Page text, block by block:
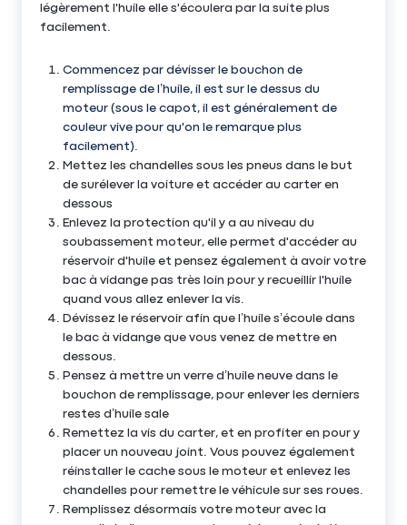
légèrement l'huile elle s'écoulera par la suite plus
facilement.
Commencez par dévisser le bouchon de
remplissage de l’huile, il est sur le dessus du
moteur (sous le capot, il est généralement de
couleur vive pour qu'on le remarque plus
facilement).
Mettez les chandelles sous les pneus dans le but
de surélever la voiture et accéder au carter en
dessous
Enlevez la protection qu'il y a au niveau du
soubassement moteur, elle permet d'accéder au
réservoir d'huile et pensez également à avoir votre
bac à vidange pas très loin pour y recueillir l'huile
quand vous allez enlever la vis.
Dévissez le réservoir afin que l’huile s’écoule dans
le bac à vidange que vous venez de mettre en
dessous.
Pensez à mettre un verre d’huile neuve dans le
bouchon de remplissage, pour enlever les derniers
restes d’huile sale
Remettez la vis du carter, et en profiter en pour y
placer un nouveau joint. Vous pouvez également
réinstaller le cache sous le moteur et enlevez les
chandelles pour remettre le véhicule sur ses roues.
Remplissez désormais votre moteur avec la